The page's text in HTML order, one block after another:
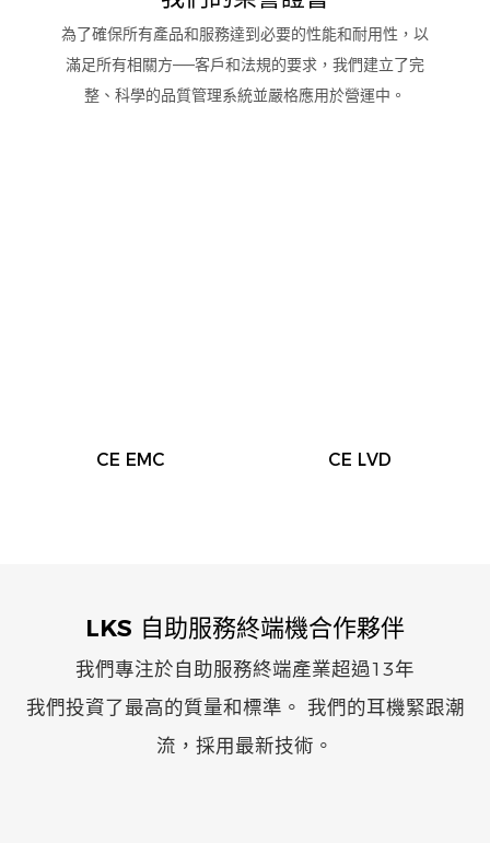
為了確保所有產品和服務達到必要的性能和耐用性，以
滿足所有相關方——客戶和法規的要求，我們建立了完
整、科學的品質管理系統並嚴格應用於營運中。
CE EMC CE LVD
LKS 自助服務終端機合作夥伴
我們專注於自助服務終端產業超過13年
我們投資了最高的質量和標準。 我們的耳機緊跟潮
流，採用最新技術。